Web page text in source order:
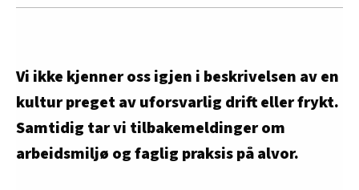
Vi ikke kjenner oss igjen i beskrivelsen av en
kultur preget av uforsvarlig drift eller frykt.
Samtidig tar vi tilbakemeldinger om
arbeidsmiljø og faglig praksis på alvor.